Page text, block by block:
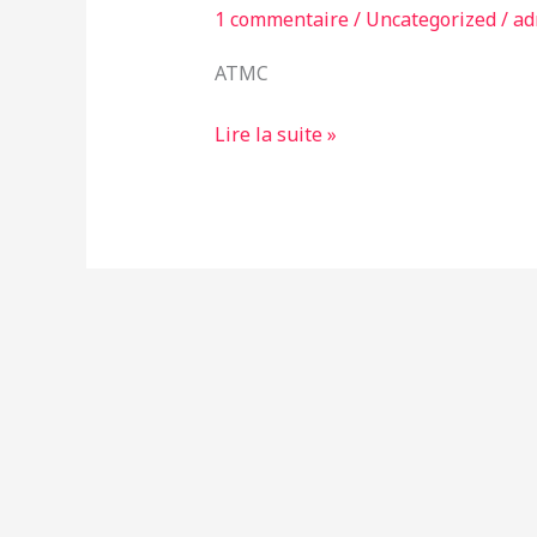
1 commentaire/ Uncategorized/
ATMC
maladie
Cœliaque
Lire la suite »